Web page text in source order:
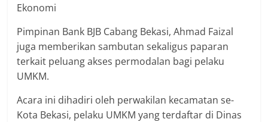
Ekonomi
Pimpinan Bank BJB Cabang Bekasi, Ahmad Faizal
juga memberikan sambutan sekaligus paparan
terkait peluang akses permodalan bagi pelaku
UMKM.
Acara ini dihadiri oleh perwakilan kecamatan se-
Kota Bekasi, pelaku UMKM yang terdaftar di Dinas